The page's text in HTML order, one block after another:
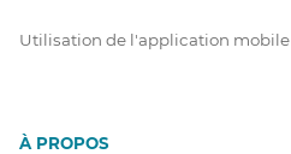
Utilisation de l'application mobile
À PROPOS